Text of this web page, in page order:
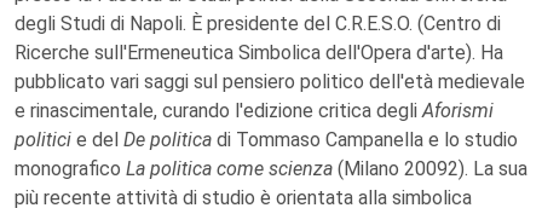
degli Studi di Napoli. È presidente del C.R.E.S.O. (Centro di
Ricerche sull'Ermeneutica Simbolica dell'Opera d'arte). Ha
pubblicato vari saggi sul pensiero politico dell'età medievale
e rinascimentale, curando l'edizione critica degliAforismi
politici e del De politica di Tommaso Campanella e lo studio
monografico La politica come scienza (Milano 20092). La sua
più recente attività di studio è orientata alla simbolica